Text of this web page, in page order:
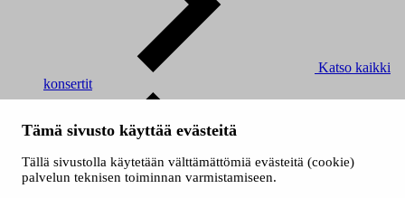
Tämä sivusto käyttää evästeitä
Tällä sivustolla käytetään välttämättömiä evästeitä (cookie)
palvelun teknisen toiminnan varmistamiseen.
Katso kaikki
konsertit